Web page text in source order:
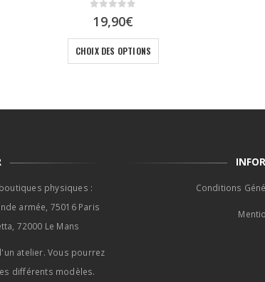
19,90€
CHOIX DES OPTIONS
Ce produit a plusieurs variations. Les options peuvent être choisies sur la page du produit
physiques :
armée, 75016 Paris
72000 Le Mans
atelier. Vous pourrez
différents modèles.
Conditions